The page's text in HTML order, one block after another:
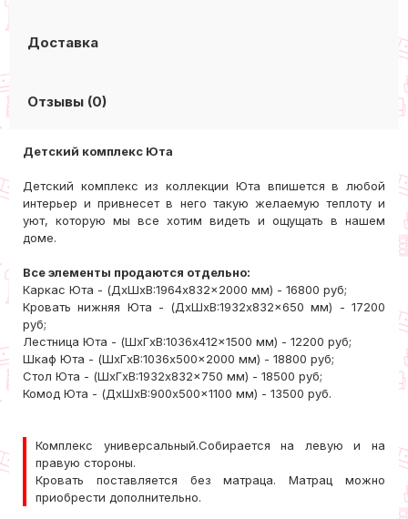
Доставка
Отзывы (0)
Детский комплекс Юта
Детский комплекс из коллекции Юта впишется в любой
интерьер и привнесет в него такую желаемую теплоту и
уют, которую мы все хотим видеть и ощущать в нашем
доме.
Все элементы продаются отдельно:
Каркас Юта - (ДxШxВ:1964x832x2000 мм) - 16800 руб;
​Кровать нижняя Юта - (ДxШxВ:1932x832x650 мм) - 17200
руб;
Лестница Юта - (ШxГxВ:1036x412x1500 мм) - 12200 руб;
Шкаф Юта - (ШxГxВ:1036x500x2000 мм) - 18800 руб;
Стол Юта - (ШxГxВ:1932x832x750 мм) - 18500 руб;
Комод Юта - (ДxШxВ:900x500x1100 мм) - 13500 руб.
Комплекс универсальный.Собирается на левую и на
правую стороны.
​Кровать поставляется без матраца. Матрац можно
приобрести дополнительно.